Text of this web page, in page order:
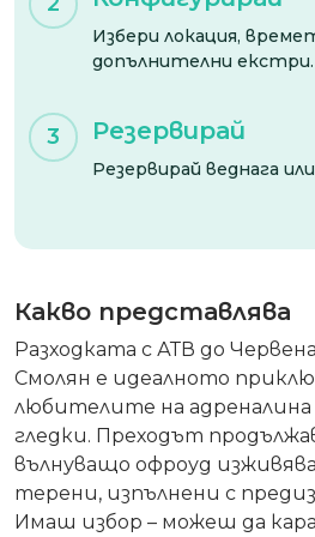
Избери локация,
допълнителни екстри.
3 Резервирай
Резервирай веднага
Какво представлява
Разходката с АТВ до
Смолян е идеалното
любителите на
гледки. Преходът
вълнуващо офроуд
терени, изпълнени с
Имаш избор – можеш да